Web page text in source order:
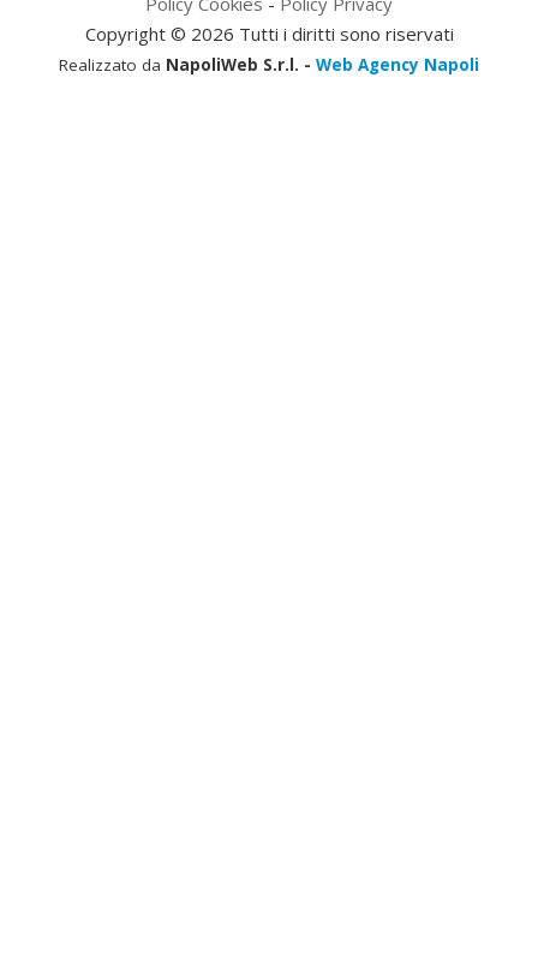
Copyright © 2026 Tutti i diritti sono riservati
Realizzato da NapoliWeb S.r.l. - Web Agency Napoli